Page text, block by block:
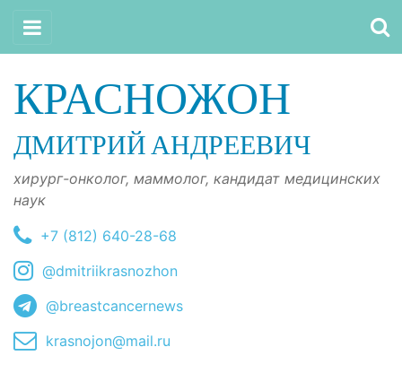
КРАСНОЖОН
ДМИТРИЙ АНДРЕЕВИЧ
хирург-онколог, маммолог, кандидат медицинских
наук
+7 (812) 640-28-68
@dmitriikrasnozhon
@breastcancernews
krasnojon@mail.ru